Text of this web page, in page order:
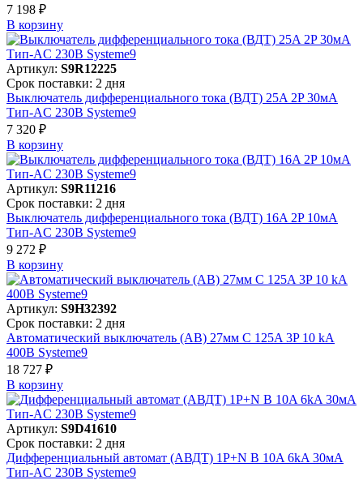
7 198 ₽
В корзинy
Артикул: S9R12225
Срок поставки: 2 дня
Выключатель дифференциального тока (ВДТ) 25A 2P 30мА
Тип-AC 230В Systeme9
7 320 ₽
В корзинy
Артикул: S9R11216
Срок поставки: 2 дня
Выключатель дифференциального тока (ВДТ) 16A 2P 10мА
Тип-AC 230В Systeme9
9 272 ₽
В корзинy
Артикул: S9H32392
Срок поставки: 2 дня
Автоматический выключатель (АВ) 27мм C 125A 3P 10 kA
400В Systeme9
18 727 ₽
В корзинy
Артикул: S9D41610
Срок поставки: 2 дня
Дифференциальный автомат (АВДТ) 1P+N B 10A 6kA 30мА
Тип-AC 230В Systeme9